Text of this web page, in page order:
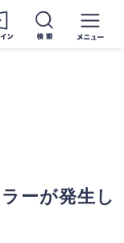
ーが発生し